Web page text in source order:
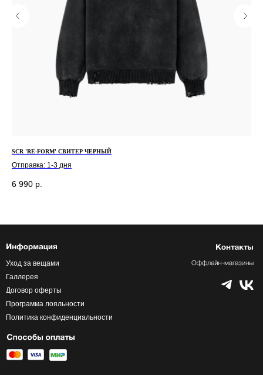
SCR 'RE-FORM' СВИТЕР ЧЕРНЫЙ
Отправка: 1-3 дня
6 990 р.
Программа лояльности
Политика конфиденциальности
Договор оферты
Галлерея
Уход за вещами